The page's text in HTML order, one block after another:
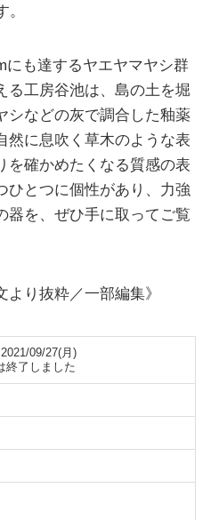
にも達するヤエヤマヤシ群
る工房谷池は、島の土を堀
シなどの灰で調合した釉薬
然に息吹く草木のような表
を確かめたくなる質感の表
ひとつに個性があり、力強
器を、ぜひ手に取ってご覧
より抜粋／一部編集》
09/27(月)
終了しました